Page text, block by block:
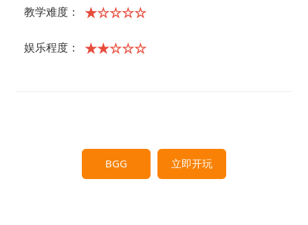
教学难度： ★☆☆☆☆
娱乐程度： ★★☆☆☆
BGG 立即开玩